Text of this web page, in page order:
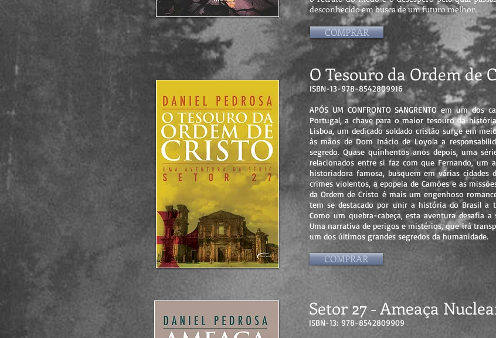
desconhecido em busca de um futuro melhor.
COMPRAR
O Tesouro da Ordem de
ISBN-13-978-8542809916
APÓS UM CONFRONTO SANGRENTO em um
Portugal, a chave para o maior tesouro da história
Lisboa, um dedicado soldado cristão surge em
às mãos de Dom Inácio de Loyola a
segredo. Quase quinhentos anos depois, uma
relacionados entre si faz com que Fernando, um
historiadora famosa, busquem em várias cidades
crimes violentos, a epopeia de Camões e as
da Ordem de Cristo é mais um engenhoso
tem se destacado por unir a história do Brasil a
Como um quebra-cabeça, esta aventura desafia
Uma narrativa de perigos e mistérios, que irá
um dos últimos grandes segredos da humanidade.
COMPRAR
Setor 27 - Ameaça
ISBN-13: 978-8542809909